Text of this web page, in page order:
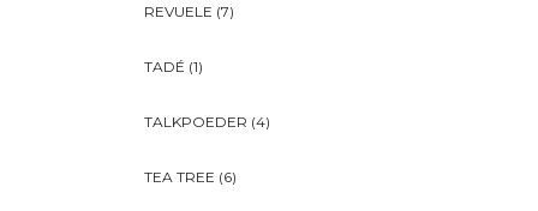
REVUELE (7)
TADÉ (1)
TALKPOEDER (4)
TEA TREE (6)